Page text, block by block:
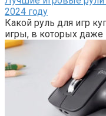
2024 году
Какой руль для игр
игры, в которых даже